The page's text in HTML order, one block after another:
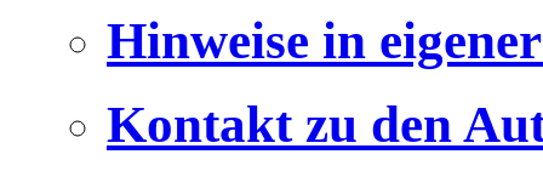
Hinweise in
Kontakt zu den